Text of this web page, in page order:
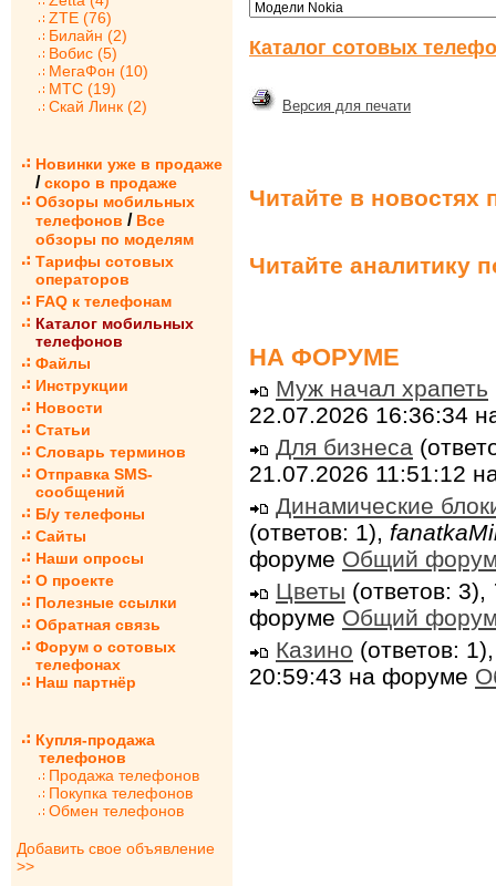
ZTE (76)
Билайн (2)
Вобис (5)
МегаФон (10)
МТС (19)
Скай Линк (2)
Новинки уже в продаже
/ скоро в продаже
Обзоры мобильных
телефонов / Все
обзоры по моделям
Тарифы сотовых
операторов
FAQ к телефонам
Каталог мобильных
телефонов
Файлы
Инструкции
Новости
Статьи
Словарь терминов
Отправка SMS-
сообщений
Б/у телефоны
Сайты
Наши опросы
О проекте
Полезные ссылки
Обратная связь
Форум о сотовых
телефонах
Наш партнёр
Купля-продажа
телефонов
Продажа телефонов
Покупка телефонов
Обмен телефонов
Добавить свое объявление
>>
Каталог сотовых
Версия для печати
Читайте в новостях
Читайте аналитику
НА ФОРУМЕ
Муж начал храпеть
22.07.2026 16:36:34
Для бизнеса
21.07.2026 11:51:12
Динамические
(ответов: 1),
форуме Общий
Цветы (ответов: 3),
форуме Общий
Казино (ответов:
20:59:43 на форуме